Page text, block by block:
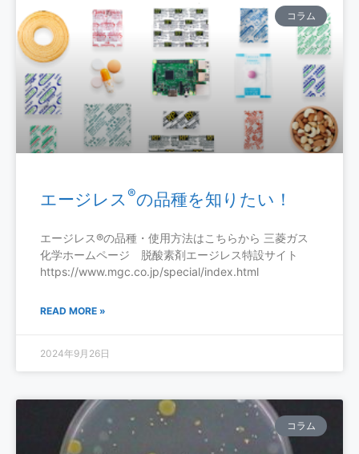
コラム
エージレス ®の品種を知りたい！
エージレス®の品種・使用方法はこちらから 三菱ガス
化学ホームページ 脱酸素剤エージレス特設サイト
https://www.mgc.co.jp/special/index.html
READ MORE »
2024年9月26日
コラム